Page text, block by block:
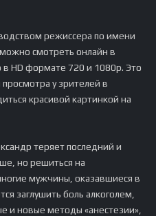
режиссера по имени
смотреть онлайн в
HD формате 720 и 1080p. Это
у зрителей в
красивой картинкой на
теряет последний и
но решиться на
мужчины, оказавшиеся в
заглушить боль алкоголем,
и новые методы «анестезии»,